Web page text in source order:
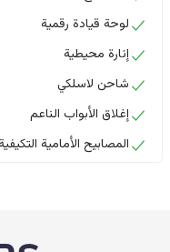
لوحة قيادة رقمية
إنارة محيطية
شاحن لاسلكي
إغلاق الأبواب الناعم
المصابيح الأمامية التكيفية